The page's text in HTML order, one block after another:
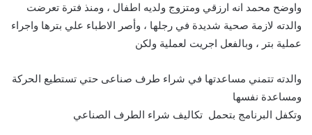
واوضح محمد انه ارزقي ومتزوج ولديه اطفال ، ومنذ فترة تعرضت
والدته لازمة صحية شديدة في رجلها ، وأصر الاطباء علي بترها واجراء
عملية بتر ، وبالفعل اجريت لعملية ولكن
والدته تتمني مساعدتها في شراء طرف صناعى حتي تستطيع الحركة
ومساعدة نفسها
وتكفل البرنامج بتحمل تكاليف شراء الطرف الصناعي